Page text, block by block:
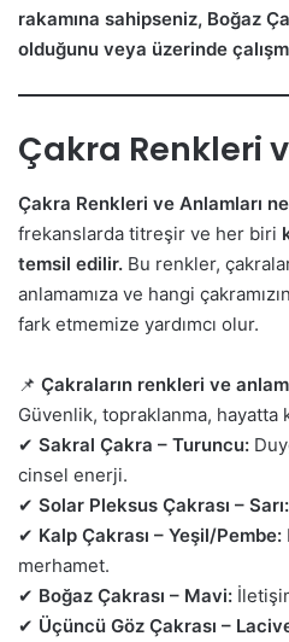
rakamına sahipseniz, Boğaz
olduğunu veya üzerinde
Çakra Renkleri
Çakra Renkleri ve Anlamları
frekanslarda titreşir ve her biri
temsil edilir. Bu renkler,
anlamamıza ve hangi
fark etmemize yardımcı olur.
📌 Çakraların renkleri ve
Güvenlik, topraklanma, hayatta
✔ Sakral Çakra – Turuncu:
cinsel enerji.
✔ Solar Pleksus Çakrası – Sarı:
✔ Kalp Çakrası – Yeşil/Pembe:
merhamet.
✔ Boğaz Çakrası – Mavi:
✔ Üçüncü Göz Çakrası –